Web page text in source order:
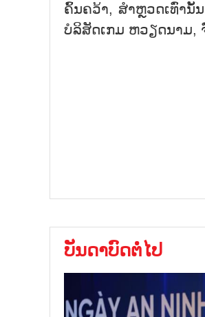
ຄົ້ນ​ຄວ້​າ, ສຳຫຼວດ​ເທົ່າ​ນັ້
ບໍ​ລິ​ສັດ​ເກມ ຫວຽດ​ນາມ,
ບັນດາບົດຕໍ່ໄປ